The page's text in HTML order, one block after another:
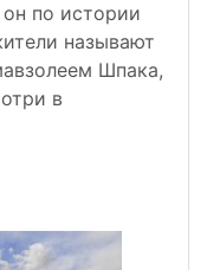
по истории
называют
Шпака,
в